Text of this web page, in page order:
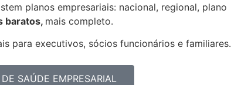
planos empresariais: nacional, regional, plano
baratos, mais completo.
para executivos, sócios funcionários e familiares.
SAÚDE EMPRESARIAL